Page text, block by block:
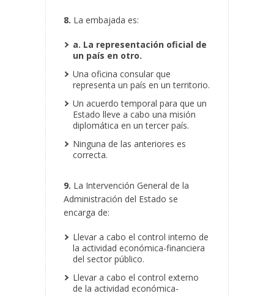
8. La embajada es:
a. La representación oficial de
un país en otro.
Una oficina consular que
representa un país en un territorio.
Un acuerdo temporal para que un
Estado lleve a cabo una misión
diplomática en un tercer país.
Ninguna de las anteriores es
correcta.
9. La Intervención General de la
Administración del Estado se
encarga de:
Llevar a cabo el control interno de
la actividad económica-financiera
del sector público.
Llevar a cabo el control externo
de la actividad económica-